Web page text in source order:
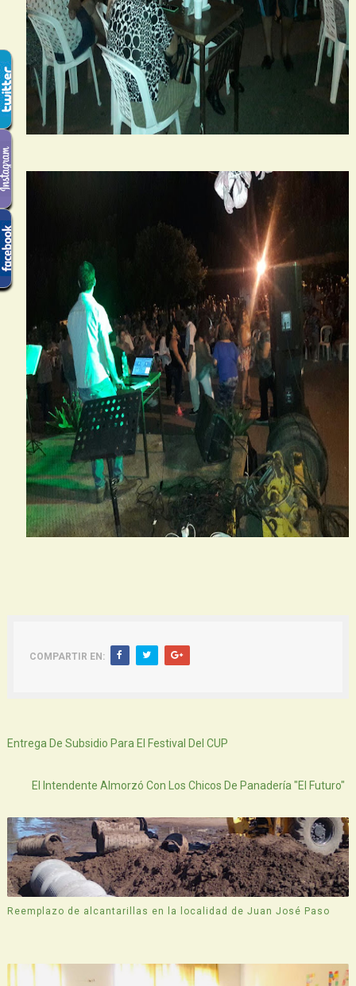
COMPARTIR EN:
Entrega De Subsidio Para El Festival Del CUP
El Intendente Almorzó Con Los Chicos De Panadería "El Futuro"
Reemplazo de alcantarillas en la localidad de Juan José Paso